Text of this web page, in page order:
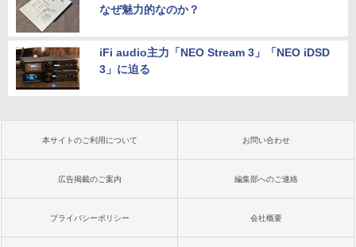
なぜ魅力的なのか？
iFi audio主力「NEO Stream 3」「NEO iDSD
3」に迫る
本サイトのご利用について お問い合わせ
広告掲載のご案内 編集部へのご連絡
プライバシーポリシー 会社概要